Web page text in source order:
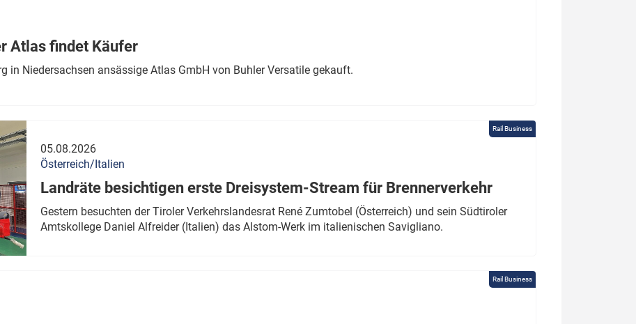
Atlas findet Käufer
in Niedersachsen ansässige Atlas GmbH von Buhler Versatile gekauft.
Rail Business
05.08.2026
Österreich/Italien
Landräte besichtigen erste Dreisystem-Stream für Brennerverkehr
Gestern besuchten der Tiroler Verkehrslandesrat René Zumtobel (Österreich) und sein Südtiroler
Amtskollege Daniel Alfreider (Italien) das Alstom-Werk im italienischen Savigliano.
Rail Business